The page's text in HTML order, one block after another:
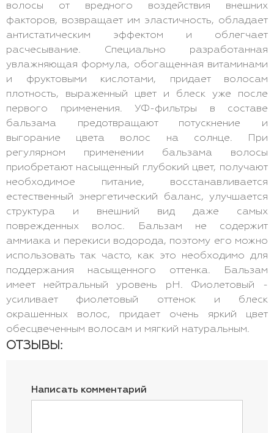
волосы от вредного воздействия внешних
факторов, возвращает им эластичность, обладает
антистатическим эффектом и облегчает
расчесывание. Специально разработанная
увлажняющая формула, обогащенная витаминами
и фруктовыми кислотами, придает волосам
плотность, выраженный цвет и блеск уже после
первого применения. УФ-фильтры в составе
бальзама предотвращают потускнение и
выгорание цвета волос на солнце. При
регулярном применении бальзама волосы
приобретают насыщенный глубокий цвет, получают
необходимое питание, восстанавливается
естественный энергетический баланс, улучшается
структура и внешний вид даже самых
поврежденных волос. Бальзам не содержит
аммиака и перекиси водорода, поэтому его можно
использовать так часто, как это необходимо для
поддержания насыщенного оттенка. Бальзам
имеет нейтральный уровень pH. Фиолетовый -
усиливает фиолетовый оттенок и блеск
окрашенных волос, придает очень яркий цвет
обесцвеченным волосам и мягкий натуральным.
ОТЗЫВЫ:
Написать комментарий